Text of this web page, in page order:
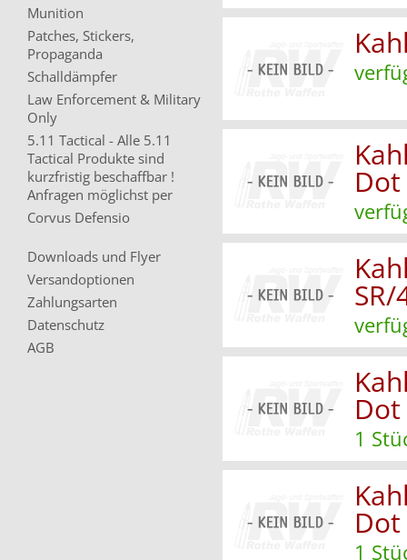
Munition
Patches, Stickers,
Propaganda
Schalldämpfer
Law Enforcement & Military
Only
5.11 Tactical - Alle 5.11
Tactical Produkte sind
kurzfristig beschaffbar !
Anfragen möglichst per
Corvus Defensio
Downloads und Flyer
Versandoptionen
Zahlungsarten
Datenschutz
AGB
Dot
Dot
1
Dot
1